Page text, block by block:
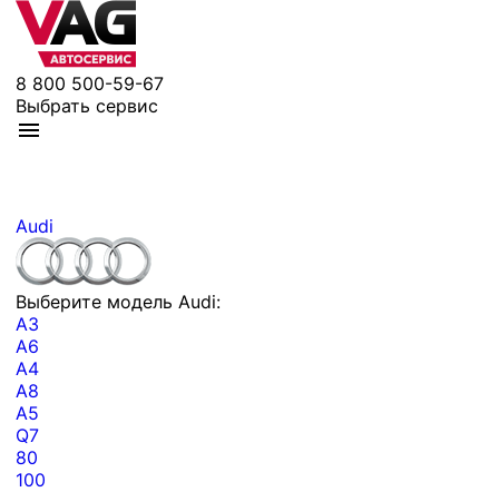
8 800 500-59-67
Выбрать сервис
Audi
Выберите модель Audi:
A3
A6
A4
A8
A5
Q7
80
100